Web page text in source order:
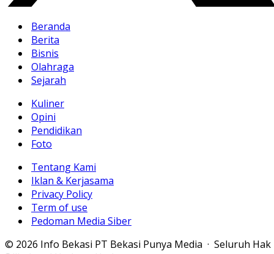
Beranda
Berita
Bisnis
Olahraga
Sejarah
Kuliner
Opini
Pendidikan
Foto
Tentang Kami
Iklan & Kerjasama
Privacy Policy
Term of use
Pedoman Media Siber
© 2026 Info Bekasi PT Bekasi Punya Media · Seluruh Hak